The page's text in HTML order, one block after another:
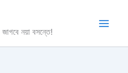
নয়া বসন্তে!